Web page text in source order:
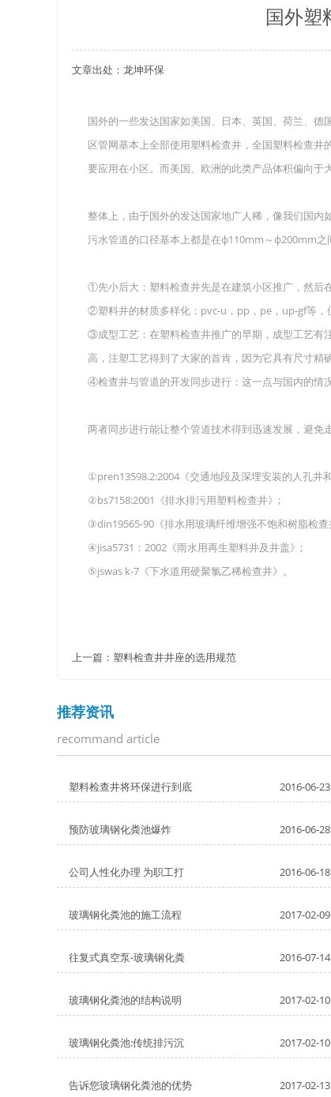
四川玻璃钢化粪池逐渐取代传统玻璃钢化粪
关于重庆玻璃钢化粪池的这些基础知识你都
在安装绵阳玻璃钢化粪池时可能遇到这些难
国外塑
文章出处：龙坤环保
国外的一些发达国家如美国、日本、英国、荷兰、德
区管网基本上全部使用塑料检查井，全国塑料检查
要应用在小区。而美国、欧洲的此类产品体积偏向于
整体上，由于国外的发达国家地广人稀，像我们国内
污水管道的口径基本上都是在ф110mm～ф200mm之
①先小后大：塑料检查井先是在建筑小区推广，然后
②塑料井的材质多样化：pvc-u，pp，pe，up-gf等，
③成型工艺：在塑料检查井推广的早期，成型工艺有
高，注塑工艺得到了大家的首肯，因为它具有尺寸精
④检查井与管道的开发同步进行：这一点与国内的情况
两者同步进行能让整个管道技术得到迅速发展，避免
①pren13598.2:2004《交通地段及深埋安装的人孔
②bs7158:2001《排水排污用塑料检查井》;
③din19565-90《排水用玻璃纤维增强不饱和树脂
④jisa5731：2002《雨水用再生塑料井及井盖》;
⑤jswas k-7《下水道用硬聚氯乙稀检查井》。
上一篇： 塑料检查井井座的选用规范
推荐资讯
recommand article
塑料检查井将环保进行到底 2016-06-23
预防玻璃钢化粪池爆炸 2016-06-28
公司人性化办理 为职工打 2016-06-18
玻璃钢化粪池的施工流程 2017-02-09
往复式真空泵-玻璃钢化粪 2016-07-14
玻璃钢化粪池的结构说明 2017-02-10
玻璃钢化粪池:传统排污沉 2017-02-10
告诉您玻璃钢化粪池的优势 2017-02-13